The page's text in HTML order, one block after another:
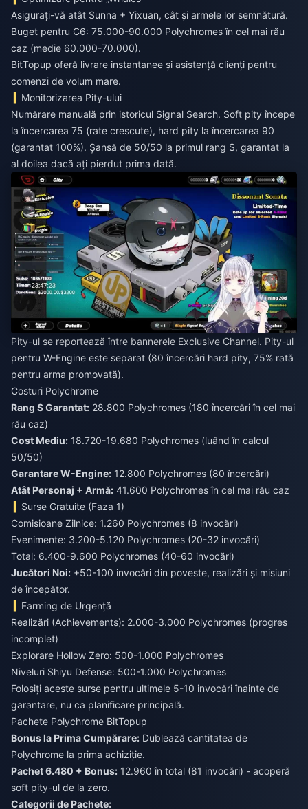
Asigurați-vă atât Sunna + Yixuan, cât și armele lor semnătură.
Buget pentru C6: 75.000-90.000 Polychromes în cel mai rău
caz (medie 60.000-70.000).
BitTopup oferă livrare instantanee și asistență clienți pentru
comenzi de volum mare.
Monitorizarea Pity-ului
Numărare manuală prin istoricul Signal Search. Soft pity începe
la încercarea 75 (rate crescute), hard pity la încercarea 90
(garantat 100%). Șansă de 50/50 la primul rang S, garantat la
al doilea dacă ați pierdut prima dată.
Pity-ul se reportează între bannerele Exclusive Channel. Pity-ul
pentru W-Engine este separat (80 încercări hard pity, 75% rată
pentru arma promovată).
Costuri Polychrome
Rang S Garantat: 28.800 Polychromes (180 încercări în cel mai
rău caz)
Cost Mediu: 18.720-19.680 Polychromes (luând în calcul
50/50)
Garantare W-Engine: 12.800 Polychromes (80 încercări)
Atât Personaj + Armă: 41.600 Polychromes în cel mai rău caz
Surse Gratuite (Faza 1)
Comisioane Zilnice: 1.260 Polychromes (8 invocări)
Evenimente: 3.200-5.120 Polychromes (20-32 invocări)
Total: 6.400-9.600 Polychromes (40-60 invocări)
Jucători Noi: +50-100 invocări din poveste, realizări și misiuni
de începător.
Farming de Urgență
Realizări (Achievements): 2.000-3.000 Polychromes (progres
incomplet)
Explorare Hollow Zero: 500-1.000 Polychromes
Niveluri Shiyu Defense: 500-1.000 Polychromes
Folosiți aceste surse pentru ultimele 5-10 invocări înainte de
garantare, nu ca planificare principală.
Pachete Polychrome BitTopup
Bonus la Prima Cumpărare: Dublează cantitatea de
Polychrome la prima achiziție.
Pachet 6.480 + Bonus: 12.960 în total (81 invocări) - acoperă
soft pity-ul de la zero.
Categorii de Pachete: